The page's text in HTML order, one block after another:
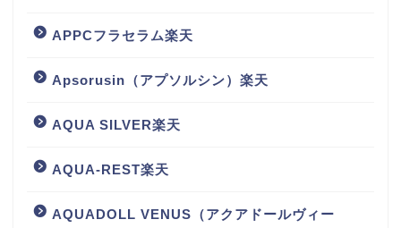
APPCフラセラム楽天
Apsorusin（アプソルシン）楽天
AQUA SILVER楽天
AQUA-REST楽天
AQUADOLL VENUS（アクアドールヴィー